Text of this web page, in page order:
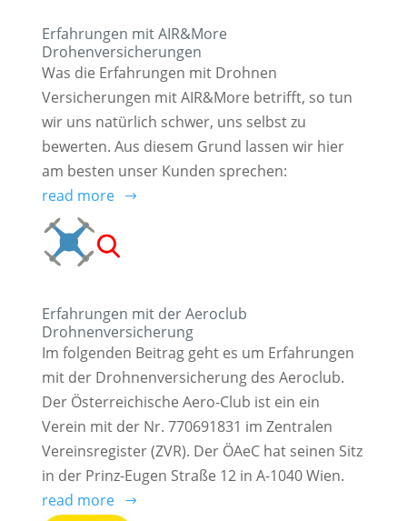
Erfahrungen mit AIR&More
Drohenversicherungen
Was die Erfahrungen mit Drohnen
Versicherungen mit AIR&More betrifft, so tun
wir uns natürlich schwer, uns selbst zu
bewerten. Aus diesem Grund lassen wir hier
am besten unser Kunden sprechen:
read more
Erfahrungen mit der Aeroclub
Drohnenversicherung
Im folgenden Beitrag geht es um Erfahrungen
mit der Drohnenversicherung des Aeroclub.
Der Österreichische Aero-Club ist ein ein
Verein mit der Nr. 770691831 im Zentralen
Vereinsregister (ZVR). Der ÖAeC hat seinen Sitz
in der Prinz-Eugen Straße 12 in A-1040 Wien.
read more